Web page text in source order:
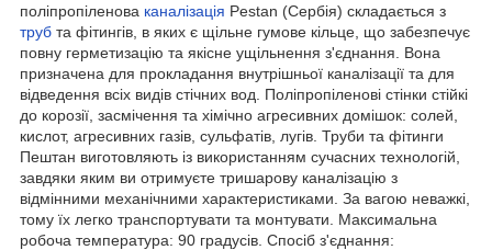
поліпропіленова каналізація Pestan (Сербія) складається з
труб та фітингів, в яких є щільне гумове кільце, що забезпечує
повну герметизацію та якісне ущільнення з'єднання. Вона
призначена для прокладання внутрішньої каналізації та для
відведення всіх видів стічних вод. Поліпропіленові стінки стійкі
до корозії, засмічення та хімічно агресивних домішок: солей,
кислот, агресивних газів, сульфатів, лугів. Труби та фітинги
Пештан виготовляють із використанням сучасних технологій,
завдяки яким ви отримуєте тришарову каналізацію з
відмінними механічними характеристиками. За вагою неважкі,
тому їх легко транспортувати та монтувати. Максимальна
робоча температура: 90 градусів. Спосіб з'єднання: